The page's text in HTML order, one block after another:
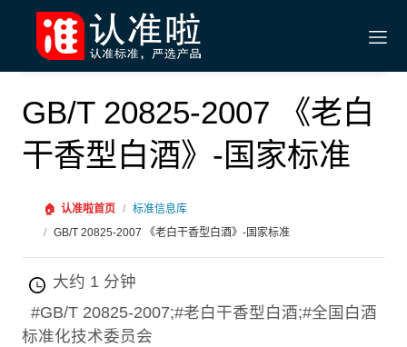
GB/T 20825-2007 《老白
干香型白酒》-国家标准
🏠 认准啦首页 / 标准信息库
/ GB/T 20825-2007 《老白干香型白酒》-国家标准
大约 1 分钟
#GB/T 20825-2007;#老白干香型白酒;#全国白酒
标准化技术委员会